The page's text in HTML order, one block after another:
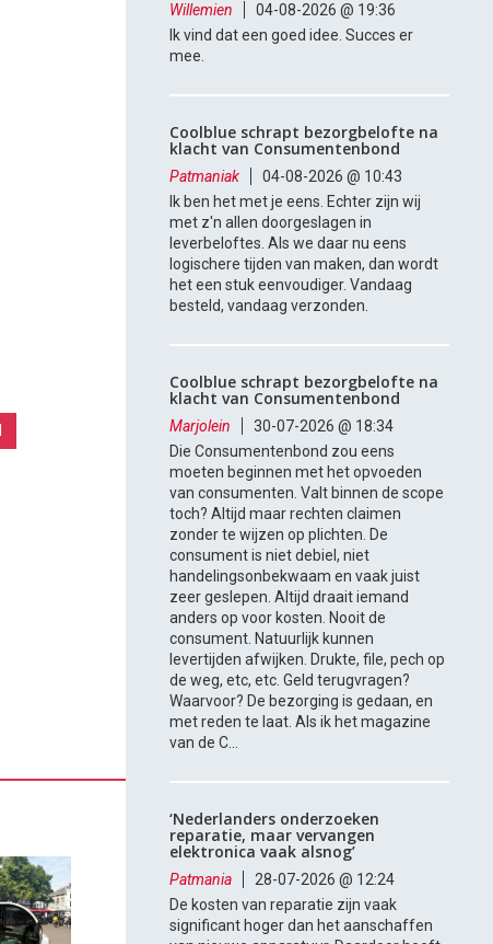
Willemien
04-08-2026 @ 19:36
Ik vind dat een goed idee. Succes er
mee.
Coolblue schrapt bezorgbelofte na
klacht van Consumentenbond
Patmaniak
04-08-2026 @ 10:43
Ik ben het met je eens. Echter zijn wij
met z'n allen doorgeslagen in
leverbeloftes. Als we daar nu eens
logischere tijden van maken, dan wordt
het een stuk eenvoudiger. Vandaag
besteld, vandaag verzonden.
Coolblue schrapt bezorgbelofte na
klacht van Consumentenbond
Marjolein
30-07-2026 @ 18:34
Die Consumentenbond zou eens
moeten beginnen met het opvoeden
van consumenten. Valt binnen de scope
toch? Altijd maar rechten claimen
zonder te wijzen op plichten. De
consument is niet debiel, niet
handelingsonbekwaam en vaak juist
zeer geslepen. Altijd draait iemand
anders op voor kosten. Nooit de
consument. Natuurlijk kunnen
levertijden afwijken. Drukte, file, pech op
de weg, etc, etc. Geld terugvragen?
Waarvoor? De bezorging is gedaan, en
met reden te laat. Als ik het magazine
van de C...
‘Nederlanders onderzoeken
reparatie, maar vervangen
elektronica vaak alsnog’
Patmania
28-07-2026 @ 12:24
De kosten van reparatie zijn vaak
significant hoger dan het aanschaffen